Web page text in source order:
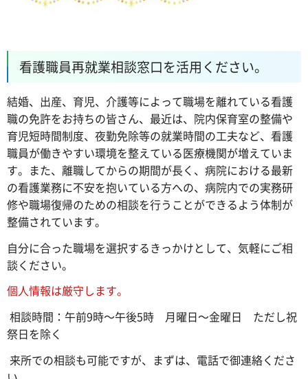
看護職員再就業相談窓口を活用ください。
結婚、出産、育児、介護等によって職場を離れている看護
職の免許をお持ちの皆さん、最近は、院内保育室の整備や
育児短時間制度、夜勤免除等の就業時間の工夫など、看護
職員が働きやすい環境を整えている医療機関が増えていま
す。また、離職してからの期間が長く、病院における最新
の看護業務に不安を抱いている方への、病院内での実務研
修や職場復帰のための相談を行うことができるよう体制が
整備されています。
自分に合った職場を選択するきっかけとして、気軽にご相
談ください。
個人情報は厳守します。
相談時間：午前9時～午後5時 月曜日～金曜日 ただし祝
祭日を除く
来所での相談も可能ですが、まずは、電話で御連絡くださ